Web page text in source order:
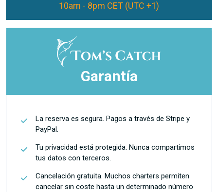
10am - 8pm CET (UTC +1)
Garantía
La reserva es segura. Pagos a través de Stripe y
PayPal.
Tu privacidad está protegida. Nunca compartimos
tus datos con terceros.
Cancelación gratuita. Muchos charters permiten
cancelar sin coste hasta un determinado número